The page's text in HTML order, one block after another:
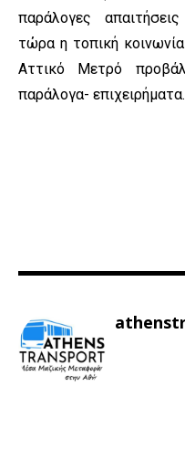
παράλογες
τώρα η τοπική
Αττικό Μετρό
παράλογα- επιχειρήματα.